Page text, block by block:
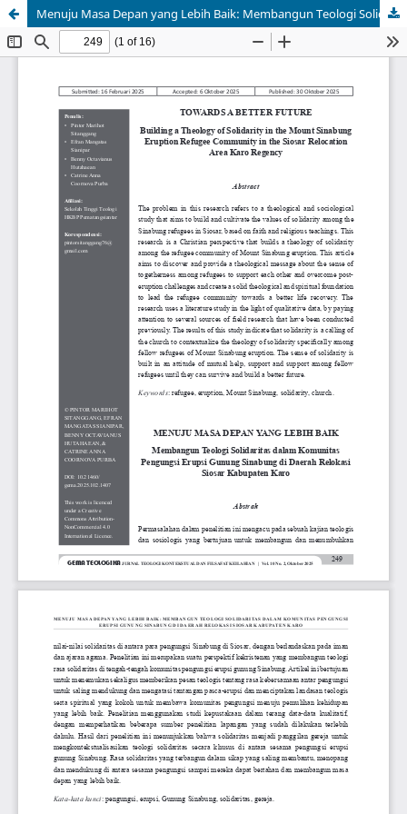
Menuju Masa Depan yang Lebih Baik: Membangun Teologi Solidaritas dalam Komunitas Pengungsi Erupsi Gunung Sinabung di Daerah Relokasi Siosar Kabupaten Karo